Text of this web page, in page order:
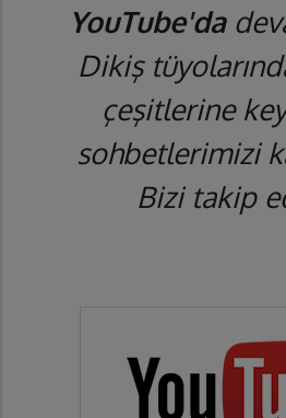
YouTube'da
Dikiş
çeşitlerine
sohbetlerimizi
Bizi takip